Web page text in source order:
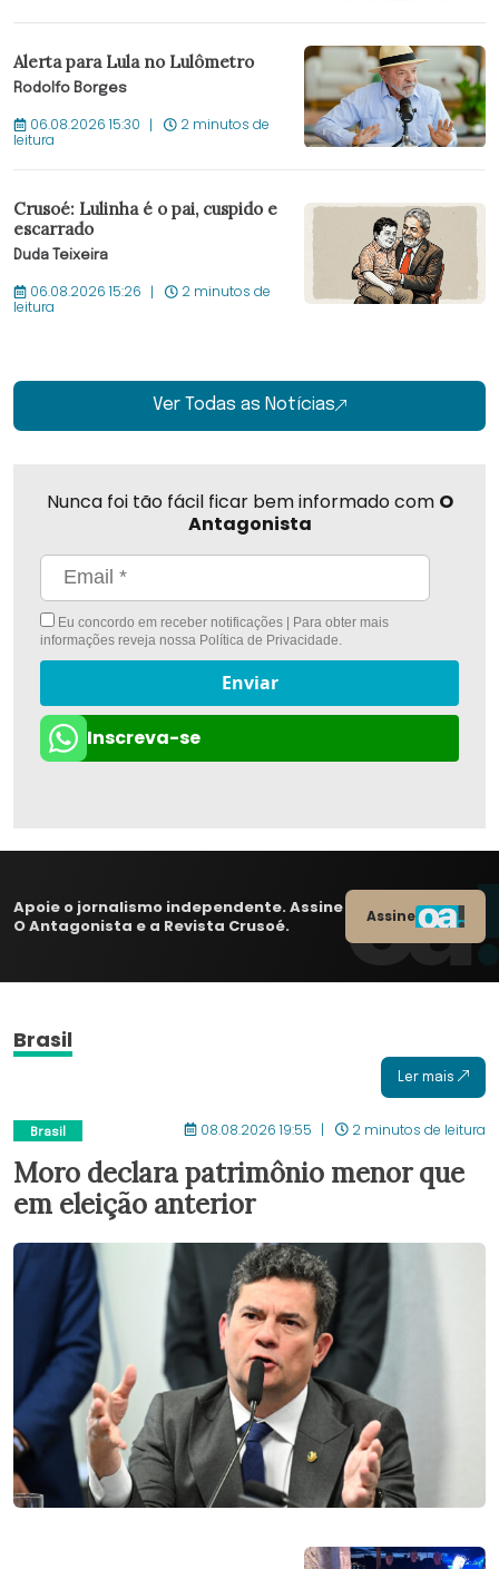
Alerta para Lula no Lulômetro
Rodolfo Borges
06.08.2026 15:30 2 minutos de
leitura
Crusoé: Lulinha é o pai, cuspido e
escarrado
Duda Teixeira
06.08.2026 15:26 2 minutos de
leitura
Ver Todas as Notícias
Nunca foi tão fácil ficar bem informado com O
Antagonista
Eu concordo em receber notificações | Para obter mais
informações reveja nossa Política de Privacidade
Enviar
Inscreva-se
Apoie o jornalismo independente. Assine
O Antagonista e a Revista Crusoé.
Assine
Brasil
Ler mais
Brasil 08.08.2026 19:55 2 minutos de leitura
Moro declara patrimônio menor que
em eleição anterior